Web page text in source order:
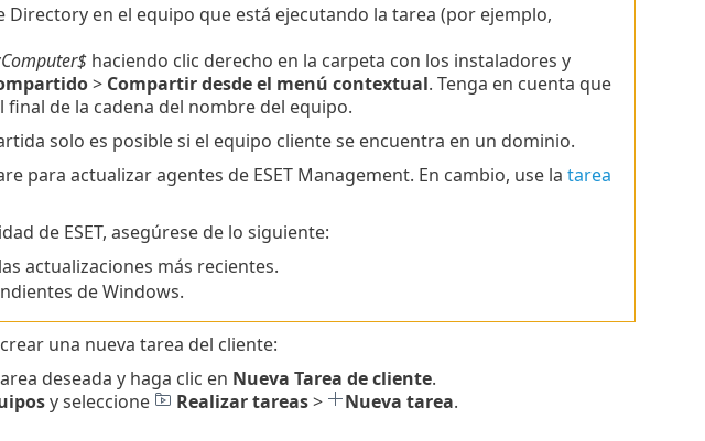
en el equipo que está ejecutando la tarea (por ejemplo,
haciendo clic derecho en la carpeta con los instaladores y
> Compartir desde el menú contextual. Tenga en cuenta que
de la cadena del nombre del equipo.
solo es posible si el equipo cliente se encuentra en un dominio.
para actualizar agentes de ESET Management. En cambio, use la tarea
de ESET, asegúrese de lo siguiente:
actualizaciones más recientes.
de Windows.
una nueva tarea del cliente:
deseada y haga clic en Nueva Tarea de cliente.
y seleccione Realizar tareas> Nueva tarea.